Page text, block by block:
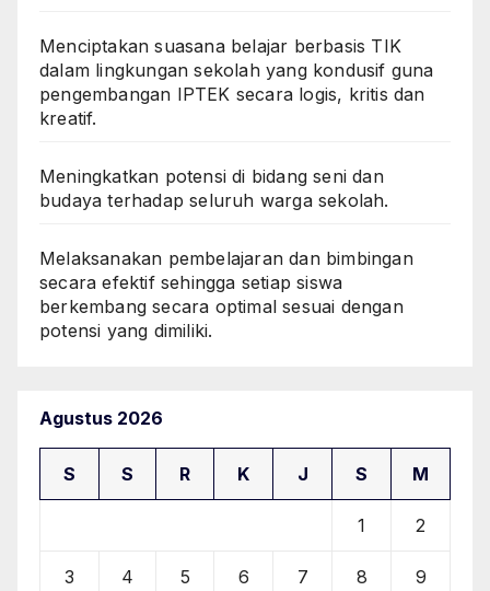
Menciptakan suasana belajar berbasis TIK
dalam lingkungan sekolah yang kondusif guna
pengembangan IPTEK secara logis, kritis dan
kreatif.
Meningkatkan potensi di bidang seni dan
budaya terhadap seluruh warga sekolah.
Melaksanakan pembelajaran dan bimbingan
secara efektif sehingga setiap siswa
berkembang secara optimal sesuai dengan
potensi yang dimiliki.
Agustus 2026
S S R K J S M
1 2
3 4 5 6 7 8 9